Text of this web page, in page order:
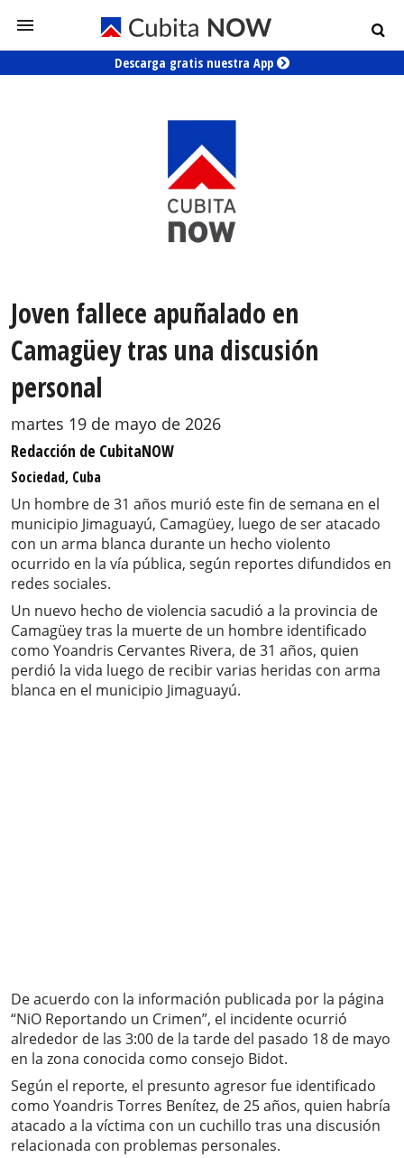
Descarga gratis nuestra App
Joven fallece apuñalado en
Camagüey tras una discusión
personal
martes 19 de mayo de 2026
Redacción de CubitaNOW
Sociedad, Cuba
Un hombre de 31 años murió este fin de semana en el
municipio Jimaguayú, Camagüey, luego de ser atacado
con un arma blanca durante un hecho violento
ocurrido en la vía pública, según reportes difundidos en
redes sociales.
Un nuevo hecho de violencia sacudió a la provincia de
Camagüey tras la muerte de un hombre identificado
como Yoandris Cervantes Rivera, de 31 años, quien
perdió la vida luego de recibir varias heridas con arma
blanca en el municipio Jimaguayú.
De acuerdo con la información publicada por la página
“NiO Reportando un Crimen”, el incidente ocurrió
alrededor de las 3:00 de la tarde del pasado 18 de mayo
en la zona conocida como consejo Bidot.
Según el reporte, el presunto agresor fue identificado
como Yoandris Torres Benítez, de 25 años, quien habría
atacado a la víctima con un cuchillo tras una discusión
relacionada con problemas personales.